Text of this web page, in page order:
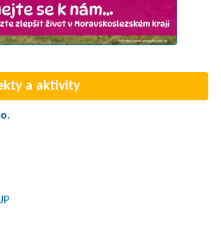
a aktivity